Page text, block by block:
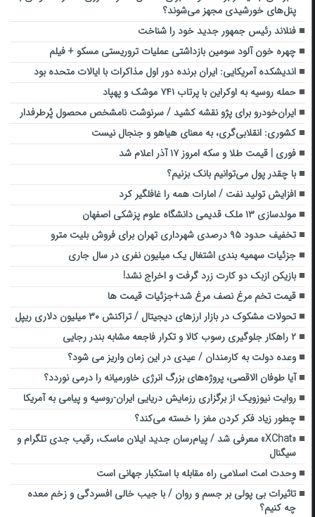
پنل‌های خورشیدی مجهز می‌شوند؟
فنلاند رئیس جمهور جدید خود را شناخت
چهره خون آلود سومین بازداشتی عملیات تروریستی مسکو + فیلم
اندیشکده آمریکایی: ایران برنده دور اول مذاکرات با ایالات متحده بود
حمله روسیه به اوکراین با پرتاب ۷۴۱ موشک و پهپاد
ایران‌خودرو برای پژو نقشه کشید / سرنوشت نامشخص محصول پُرطرفدار
کشوری: انقلابی‌گری، به معنای هیاهو و جنجال نیست
فوری | قیمت طلا و سکه امروز ۱۷ آذر اعلام شد
با چقدر پول می‌توانیم بانک بزنیم؟
افزایش تولید نفت / امارات همه را غافلگیر کرد
مولدسازی ۱۳ ملک قدیمی دانشگاه علوم پزشکی اصفهان
تخفیف حدود ۹۵ درصدی شهرداری تهران برای فروش بلیت مترو
جزئیات سهمیه بندی اشتغال یک میلیون نفری در سال جاری
بازیکن ازبک دو کارت زرد گرفت و اخراج نشد!
قیمت تخم مرغ نصف مرغ شد+جزئیات قیمت ها
تحولات مشکوک در بازار ارزهای دیجیتال / تراکنش ۳۰ میلیون دلاری ریپل
۲ راهکار جلوگیری رسوب کالا و تکرار فاجعه مشابه بندر رجایی
وعده دولت به کارمندان / عیدی در این زمان واریز می شود؟
آیا طوفان الاقصی، پروژه‌های بزرگ انرژی خاورمیانه را درمی نوردد؟
روایت نیوزویک از برگزاری رزمایش دریایی ایران-روسیه و پیامی به آمریکا
چطور زیاد فکر کردن مغز را خسته می‌کند؟
«XChat» معرفی شد / پیام‌رسان جدید ایلان ماسک، رقیب جدی تلگرام و
سیگنال
وحدت امت اسلامی راه مقابله با استکبار جهانی است
تاثیرات بی پولی بر جسم و روان / با جیب خالی افسردگی و زخم معده
چه کنیم؟